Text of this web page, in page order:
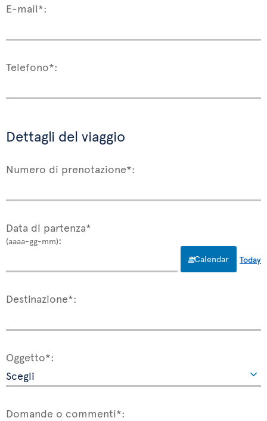
E-mail*:
Telefono*:
Dettagli del viaggio
Numero di prenotazione*:
Data di partenza*
(aaaa-gg-mm):
Calendar Today
Destinazione*:
Oggetto*:
Domande o commenti*: